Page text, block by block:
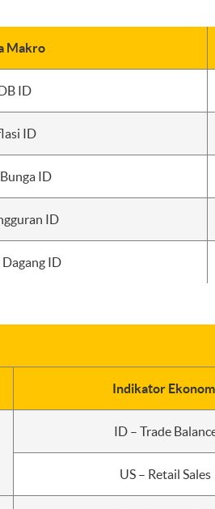
Makro
ID
ID
ID
ID
Dagang ID
Indikator
ID – Trade
US – Retail Sales